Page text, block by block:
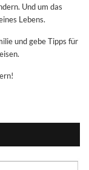
Und um das
Lebens.
und gebe Tipps für